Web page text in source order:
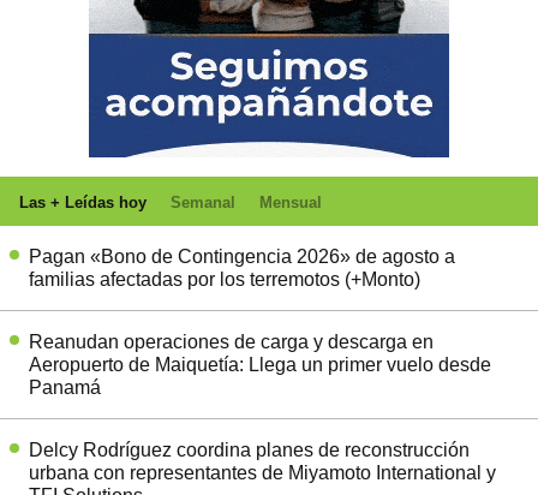
Las + Leídas hoy Semanal Mensual
Pagan «Bono de Contingencia 2026» de agosto a
familias afectadas por los terremotos (+Monto)
Reanudan operaciones de carga y descarga en
Aeropuerto de Maiquetía: Llega un primer vuelo desde
Panamá
Delcy Rodríguez coordina planes de reconstrucción
urbana con representantes de Miyamoto International y